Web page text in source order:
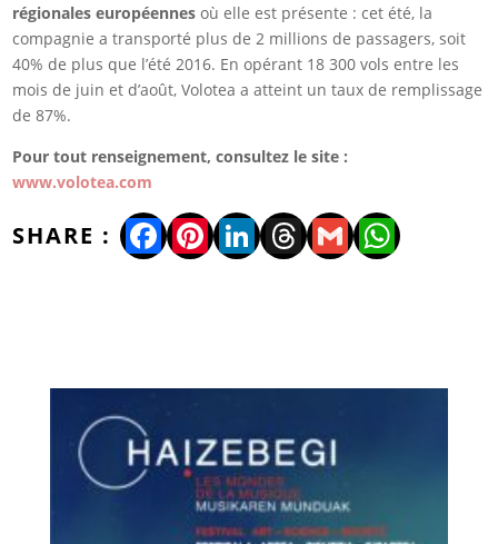
régionales européennes où elle est présente : cet été, la
compagnie a transporté plus de 2 millions de passagers, soit
40% de plus que l’été 2016. En opérant 18 300 vols entre les
mois de juin et d’août, Volotea a atteint un taux de remplissage
de 87%.
Pour tout renseignement, consultez le site :
www.volotea.com
Facebook
Pinterest
LinkedIn
Threads
Gmail